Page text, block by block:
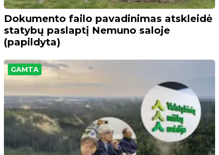
Dokumento failo pavadinimas atskleidė
statybų paslaptį Nemuno saloje
(papildyta)
GAMTA